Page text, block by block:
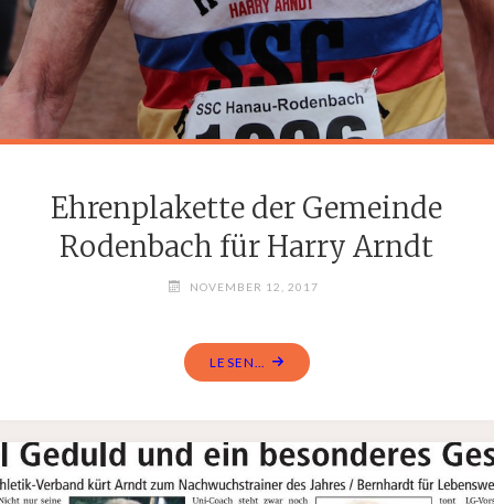
Ehrenplakette der Gemeinde
Rodenbach für Harry Arndt
NOVEMBER 12, 2017
LESEN...